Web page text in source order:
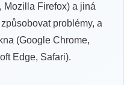
Mozilla Firefox) a jiná
problémy, a
(Google Chrome,
Edge, Safari).